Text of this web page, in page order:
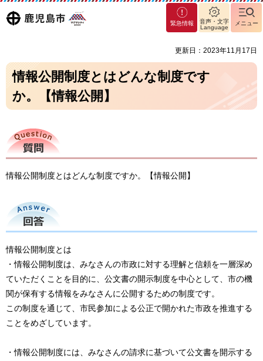
鹿児島
マグ
マシ
緊急情報
音声・文字
Language
メニュー
更新日：2023年11月17日
情報公開制度とはどんな制度です
か。【情報公開】
質問
情報公開制度とはどんな制度ですか。【情報公開】
回答
情報公開制度とは
・情報公開制度は、みなさんの市政に対する理解と信頼を一層深め
ていただくことを目的に、公文書の開示制度を中心として、市の機
関が保有する情報をみなさんに公開するための制度です。
この制度を通じて、市民参加による公正で開かれた市政を推進する
ことをめざしています。
・情報公開制度には、みなさんの請求に基づいて公文書を開示する